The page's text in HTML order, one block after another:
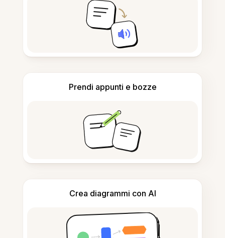
Prendi appunti e bozze
Crea diagrammi con AI